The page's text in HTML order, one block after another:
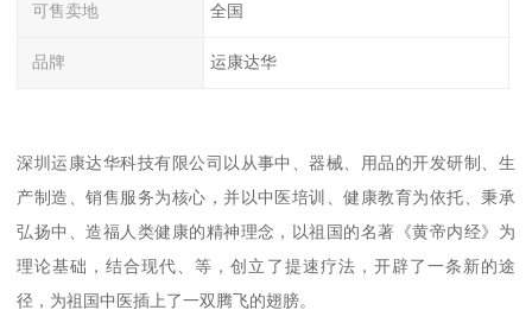
可售卖地 全国
品牌 运康达华
深圳运康达华科技有限公司以从事中、器械、用品的开发研制、生
产制造、销售服务为核心，并以中医培训、健康教育为依托、秉承
弘扬中、造福人类健康的精神理念，以祖国的名著《黄帝内经》为
理论基础，结合现代、等，创立了提速疗法，开辟了一条新的途
径，为祖国中医插上了一双腾飞的翅膀。